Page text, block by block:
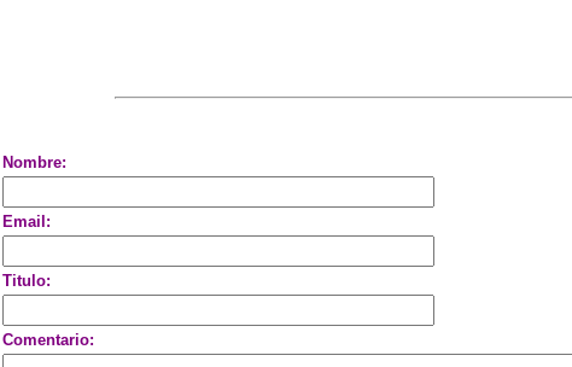
Nombre:
Email:
Titulo:
Comentario: